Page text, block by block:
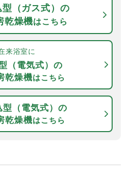
型（ガス式）の
乾燥機はこちら
来浴室に
（電気式）の
乾燥機はこちら
型（電気式）の
乾燥機はこちら